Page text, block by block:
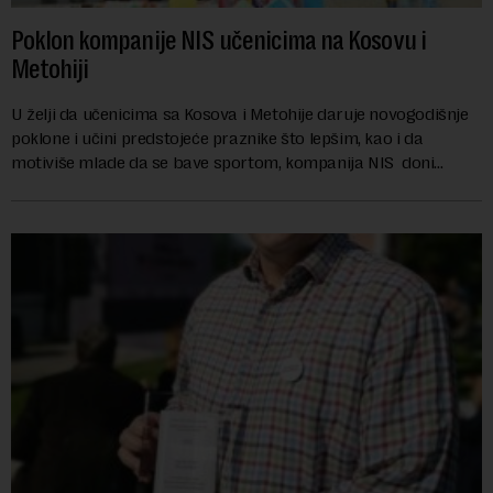
i zelenim rešenjima, već i važan korak na putu priključenja
evropskoj porodici naroda.
Poklon kompanije NIS učenicima na Kosovu i
Metohiji
U želji da učenicima sa Kosova i Metohije daruje novogodišnje
poklone i učini predstojeće praznike što lepšim, kao i da
motiviše mlade da se bave sportom, kompanija NIS doni...